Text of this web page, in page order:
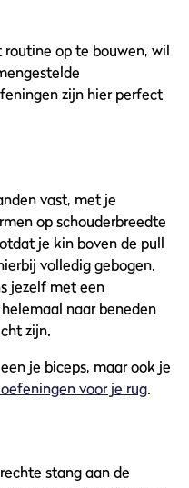
op te bouwen, wil
zijn hier perfect
vast, met je
op schouderbreedte
je kin boven de pull
volledig gebogen.
jezelf met een
naar beneden
zijn.
je biceps, maar ook je
voor je rug.
stang aan de